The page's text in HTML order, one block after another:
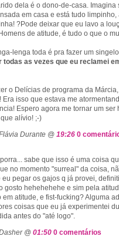
dela é o dono-de-casa. Imagina
em casa e está tudo
?Pode deixar que eu lavo a
de atitude, é tudo o que o
lenga toda é pra fazer um
todas as vezes que eu reclamei
o Delícias de programa da
Era isso que estava me
Espero agora me tornar um ser
alívio! ;-)
Durante @ 19:26 0
sabe que isso é uma coisa
no momento "surreal" da coisa,
eu pegar os gajos q já provei,
gosto hehehehehe e sim pela
em atitude, e fist-fucking? Alguma
coisas que eu já experimentei
antes do "até logo".
@ 01:50 0 comentários